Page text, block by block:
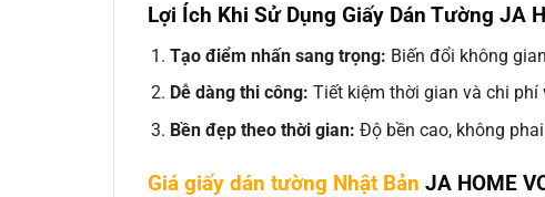
Lợi Ích Khi Sử Dụng Giấy Dán Tường JA
Tạo điểm nhấn sang trọng: Biến đổi không
Dễ dàng thi công: Tiết kiệm thời gian và chi
Bền đẹp theo thời gian: Độ bền cao, không
Giá giấy dán tường Nhật Bản JA HOME